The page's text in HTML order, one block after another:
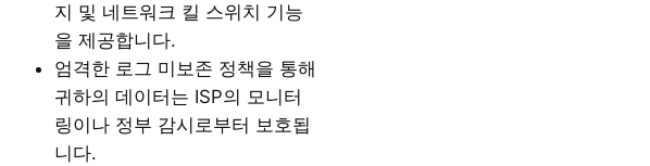
지 및 네트워크 킬 스위치 기능
을 제공합니다.
엄격한 로그 미보존 정책을 통해
귀하의 데이터는 ISP의 모니터
링이나 정부 감시로부터 보호됩
니다.